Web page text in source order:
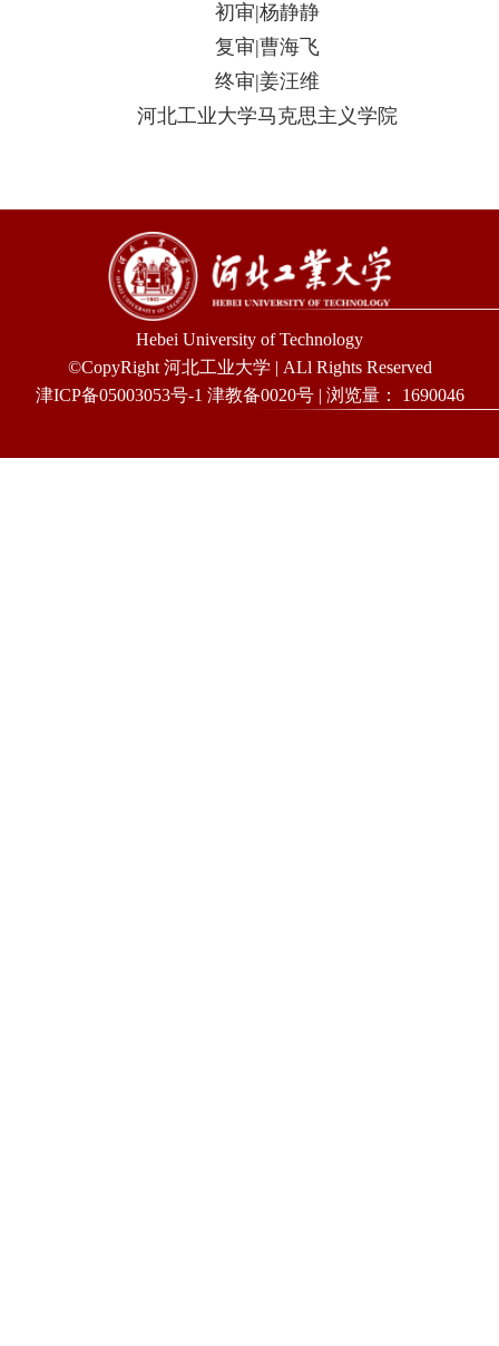
初审|杨静静
复审|曹海飞
终审|姜汪维
河北工业大学马克思主义学院
Hebei University of Technology
©CopyRight 河北工业大学 | ALl Rights Reserved
津ICP备05003053号-1 津教备0020号 | 浏览量： 1690046